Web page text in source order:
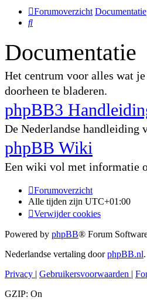
Forumoverzicht Documentatie
Zoek
Documentatie
Het centrum voor alles wat
doorheen te bladeren.
phpBB3
De Nederlandse
phpBB Wiki
Een wiki vol met informatie
Forumoverzicht
Alle tijden zijn UTC+01:00
Verwijder cookies
Powered by phpBB® Forum
Nederlandse vertaling doorphpBB.nl.
Privacy | Gebruikersvoorwaarden |
GZIP: On